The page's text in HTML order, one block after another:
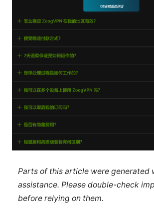
Parts of this article were generated
assistance. Please double-check
before relying on them.